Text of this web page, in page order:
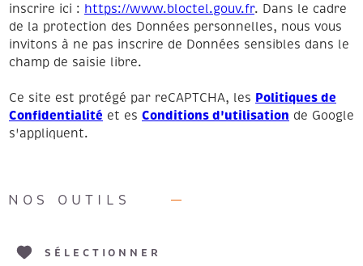
inscrire ici : https://www.bloctel.gouv.fr. Dans le cadre
de la protection des Données personnelles, nous vous
invitons à ne pas inscrire de Données sensibles dans le
champ de saisie libre.
Ce site est protégé par reCAPTCHA, les Politiques de
Confidentialité et es Conditions d'utilisation de Google
s'appliquent.
NOS OUTILS
SÉLECTIONNER